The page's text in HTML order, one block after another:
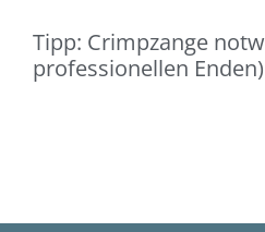
Tipp: Crimpzange
professionellen Enden)